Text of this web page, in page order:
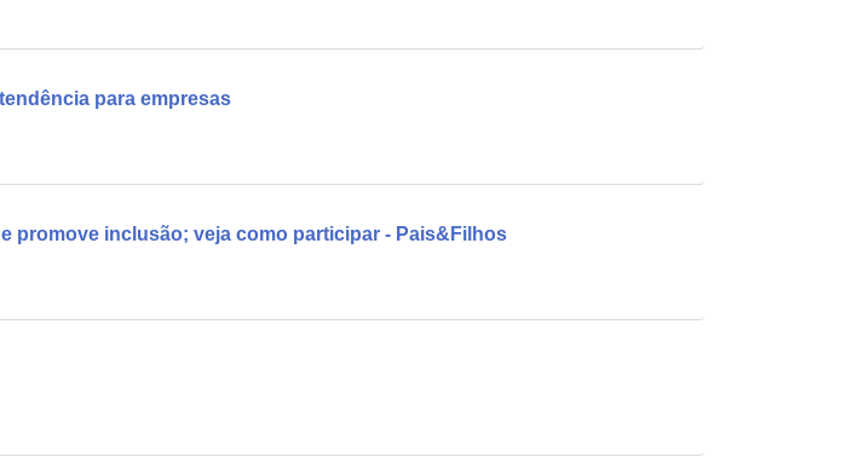
para empresas
promove inclusão; veja como participar - Pais&Filhos